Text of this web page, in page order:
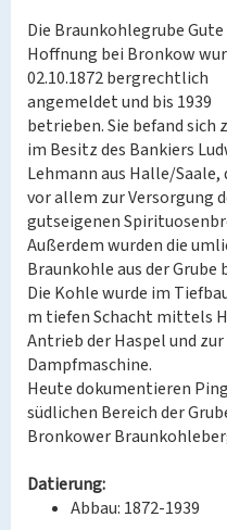
Die Braunkohlegrube Gute
Hoffnung bei Bronkow
02.10.1872 bergrechtlich
angemeldet und bis 1939
betrieben. Sie befand sich
im Besitz des Bankiers
Lehmann aus Halle/Saale,
vor allem zur Versorgung
gutseigenen
Außerdem wurden die
Braunkohle aus der Grube
Die Kohle wurde im
m tiefen Schacht mittels
Antrieb der Haspel und
Dampfmaschine.
Heute dokumentieren
südlichen Bereich der
Bronkower
Datierung:
Abbau: 1872-1939